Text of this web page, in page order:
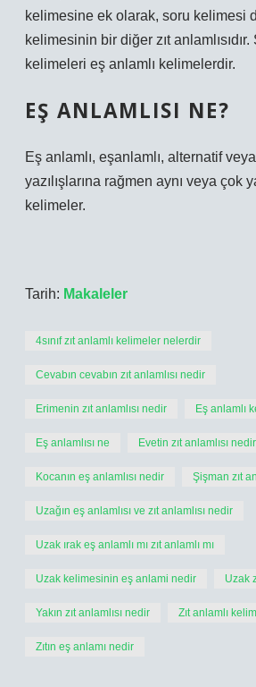
kelimesine ek olarak, soru kelimesi
kelimesinin bir diğer zıt
kelimeleri eş anlamlı kelimelerdir.
EŞ ANLAMLISI NE?
Eş anlamlı, eşanlamlı, alternatif
yazılışlarına rağmen aynı veya çok
kelimeler.
Tarih: Makaleler
4sınıf zıt anlamlı kelimeler nelerdir
Cevabın cevabın zıt anlamlısı nedir
Erimenin zıt anlamlısı nedir Eş anlamlı
Eş anlamlısı ne Evetin zıt anlamlısı nedir
Kocanın eş anlamlısı nedir Şişman zıt
Uzağın eş anlamlısı ve zıt anlamlısı nedir
Uzak ırak eş anlamlı mı zıt anlamlı mı
Uzak kelimesinin eş anlami nedir Uzak
Yakın zıt anlamlısı nedir Zıt anlamlı
Zıtın eş anlamı nedir